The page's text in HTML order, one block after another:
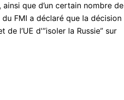
que d’un certain nombre de
FMI a déclaré que la décision
l’UE d'”isoler la Russie” sur